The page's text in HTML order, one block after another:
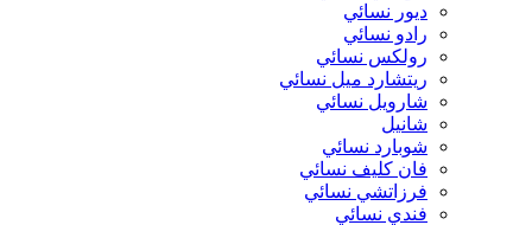
ديور نسائي
رادو نسائي
رولكس نسائي
ريتشارد ميل نسائي
شارويل نسائي
شانيل
شوبارد نسائي
فان كليف نسائي
فرزاتشي نسائي
فندي نسائي